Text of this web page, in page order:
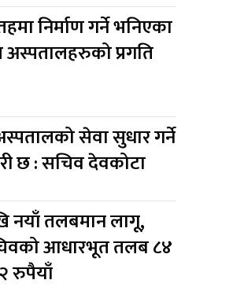
निर्माण गर्ने भनिएका
प्रगति
सेवा सुधार गर्ने
छ : सचिव देवकोटा
नयाँ तलबमान लागू,
आधारभूत तलब ८४
रुपैयाँ